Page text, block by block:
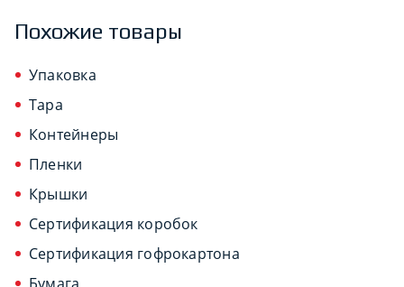
Похожие товары
Упаковка
Тара
Контейнеры
Пленки
Крышки
Сертификация коробок
Сертификация гофрокартона
Бумага